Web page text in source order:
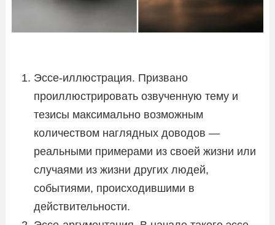
Эссе-иллюстрация. Призвано
проиллюстрировать озвученную тему и
тезисы максимально возможным
количеством наглядных доводов —
реальными примерами из своей жизни или
случаями из жизни других людей,
событиями, происходившими в
действительности.